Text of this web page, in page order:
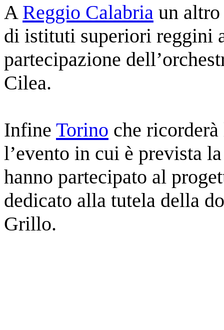
A Reggio Calabria un
di istituti superiori reggini
partecipazione
Cilea.
Infine Torino che
l’evento in cui è prevista
hanno partecipato al
dedicato alla tutela della
Grillo.